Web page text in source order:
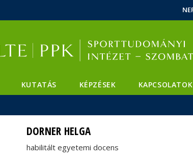
KUTATÁS KÉPZÉSEK KAPCSOLATOK
DORNER HELGA
habilitált egyetemi docens